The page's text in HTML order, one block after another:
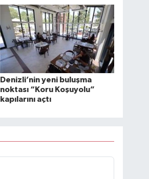
Denizli’nin yeni buluşma
noktası “Koru Koşuyolu”
kapılarını açtı